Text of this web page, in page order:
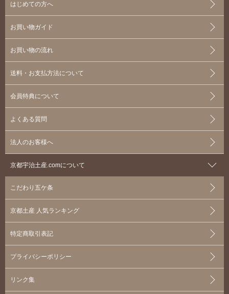
はじめての方へ
お買い物ガイド
お買い物の流れ
送料・お支払方法について
会員特典について
よくある質問
法人のお客様へ
京都宇治土産.comについて
こだわり五ケ条
京都土産 人気ランキング
特定商取引表記
プライバシーポリシー
リンク集